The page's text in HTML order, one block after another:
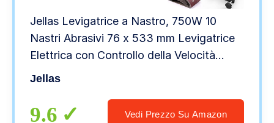
Jellas Levigatrice a Nastro, 750W 10
Nastri Abrasivi 76 x 533 mm Levigatrice
Elettrica con Controllo della Velocità
Variabile, Adattatori Vuoto 2 in 1, BS02
Jellas
9.6 Vedi Prezzo Su Amazon